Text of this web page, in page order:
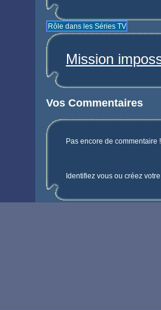
Rôle dans les Séries TV
Mission
Vos Commentaires
Pas encore de commentaire
Identifiez vous ou créez